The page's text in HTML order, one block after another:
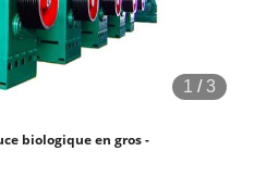
1 /3
biologique en gros -